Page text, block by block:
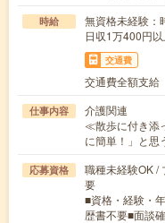
時給
無資格未経験
日収1万400円以
交通費
交通費全額支給
仕事内容
介護関連
≪散歩に付き添
に簡単！」と
応募資格
職種未経験OK /
要
■資格・経験・
歴書不要■面談